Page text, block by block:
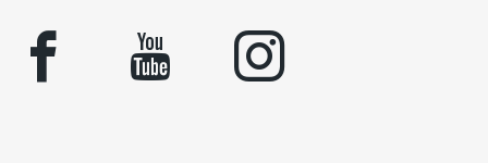
facebook youtube instagram